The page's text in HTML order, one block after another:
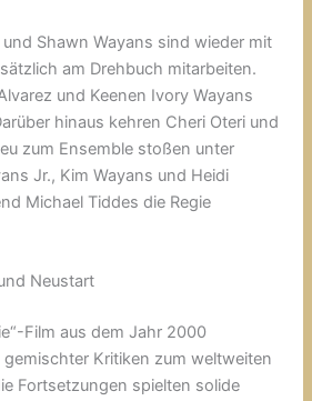
und Shawn Wayans sind wieder mit
am Drehbuch mitarbeiten.
und Keenen Ivory Wayans
hinaus kehren Cheri Oteri und
zum Ensemble stoßen unter
Jr., Kim Wayans und Heidi
Michael Tiddes die Regie
Neustart
Film aus dem Jahr 2000
Kritiken zum weltweiten
Fortsetzungen spielten solide